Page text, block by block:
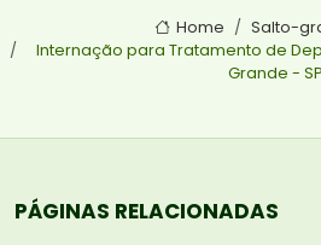
Home
Salto-
Internação para Tratamento de
Grande - SP
PÁGINAS RELACIONADAS